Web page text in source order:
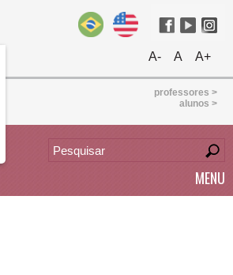
A- A A+
professores >
alunos >
MENU